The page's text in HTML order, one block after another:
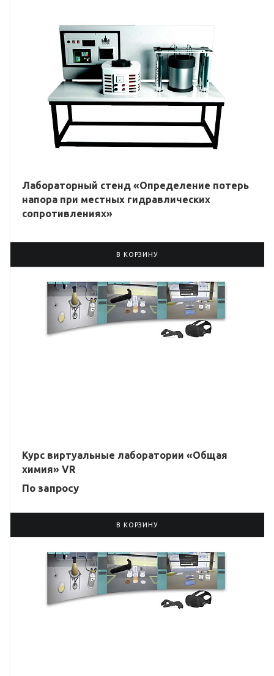
Лабораторный стенд «Определение потерь
напора при местных гидравлических
сопротивлениях»
В КОРЗИНУ
Курс виртуальные лаборатории «Общая
химия» VR
По запросу
В КОРЗИНУ